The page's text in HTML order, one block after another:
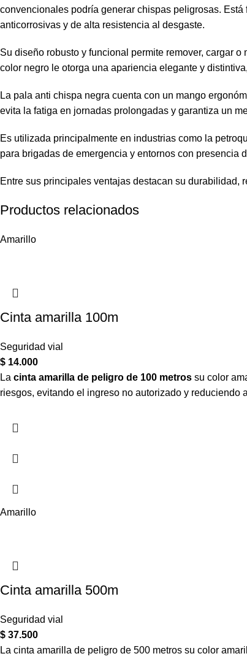
convencionales podría generar chispas peligrosas.
anticorrosivas y de alta resistencia al desgaste.
Su diseño robusto y funcional permite remover, cargar
color negro le otorga una apariencia elegante y
La pala anti chispa negra cuenta con un mango
evita la fatiga en jornadas prolongadas y garantiza un
Es utilizada principalmente en industrias como la
para brigadas de emergencia y entornos con presencia
Entre sus principales ventajas destacan su
Productos relacionados
Amarillo
Cinta amarilla 100m
Seguridad vial
$ 14.000
La cinta amarilla de peligro de 100 metros su color
riesgos, evitando el ingreso no autorizado y
Amarillo
Cinta amarilla 500m
Seguridad vial
$ 37.500
La cinta amarilla de peligro de 500 metros su color